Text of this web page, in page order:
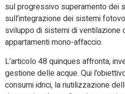
sul progressivo superamento dei
sull’integrazione dei sistemi
sviluppo di sistemi di ventilazione
appartamenti mono-affaccio.
L’articolo 48 quinques affronta,
gestione delle acque. Qui
consumi idrici, la riutilizzazione